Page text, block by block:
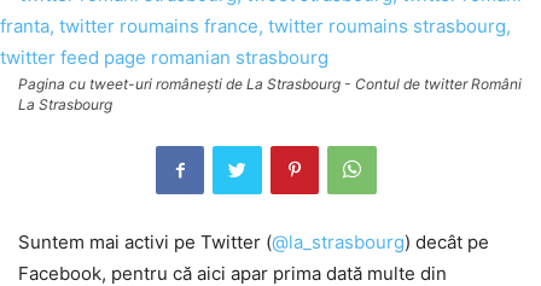
Pagina cu tweet-uri românești de La Strasbourg - Contul de twitter Români
La Strasbourg
Suntem mai activi pe Twitter (@la_strasbourg) decât pe
Facebook, pentru că aici apar prima dată multe din